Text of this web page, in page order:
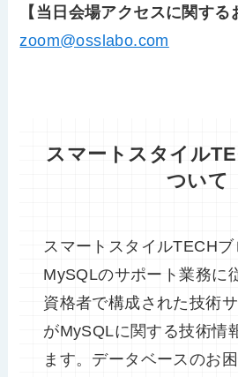
【当日会場アクセスに関する
zoom@osslabo.com
スマートスタイル
ついて
スマートスタイルTECH
MySQLのサポート業務に
資格者で構成された技術
がMySQLに関する技術情
ます。データベースのお